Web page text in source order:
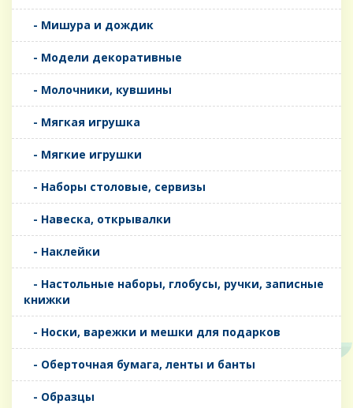
- Мишура и дождик
- Модели декоративные
- Молочники, кувшины
- Мягкая игрушка
- Мягкие игрушки
- Наборы столовые, сервизы
- Навеска, открывалки
- Наклейки
- Настольные наборы, глобусы, ручки, записные
книжки
- Носки, варежки и мешки для подарков
- Оберточная бумага, ленты и банты
- Образцы